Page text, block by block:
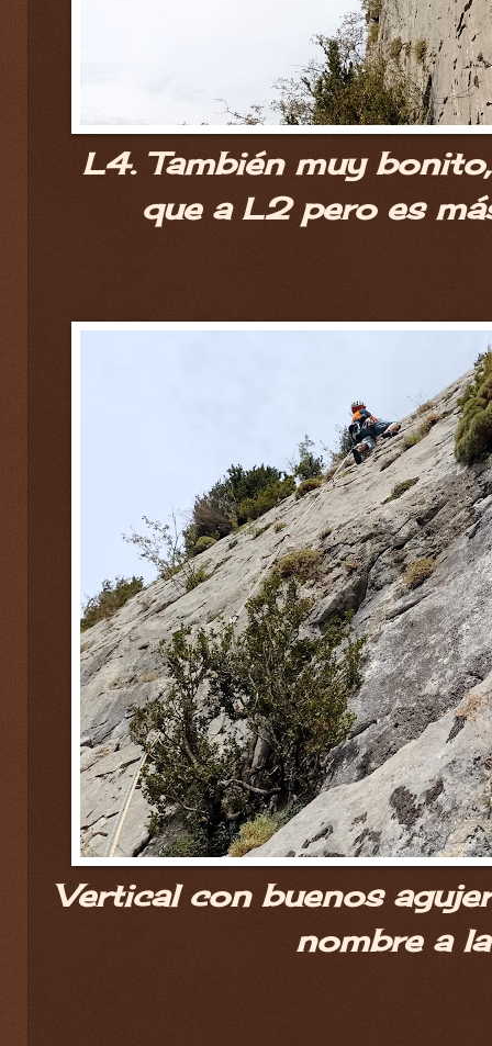
L4. También muy
que a L2 pero es
Vertical con buenos
nombre a